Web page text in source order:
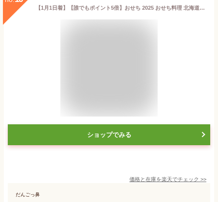
【1月1日着】【誰でもポイント5倍】おせち 2025 おせち料理 北海道の海鮮おせち 一段重 特大10.5寸 全32品目 3人前「なみきそう」和風 冷凍【送料無料】【特製木箱入り】高級 北海道 お節 御節 海鮮 いくら うに エビ マグロ 少人数 和風 オードブル お正月 年末年始
ショップでみる
価格と在庫を楽天でチェック >>
だんごっ鼻